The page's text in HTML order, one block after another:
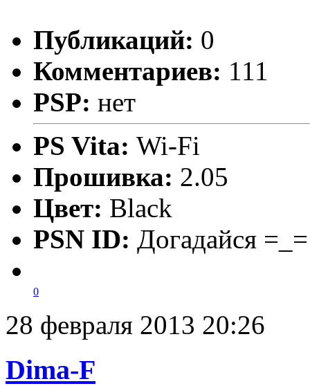
Публикаций: 0
Комментариев: 111
PSP: нет
PS Vita: Wi-Fi
Прошивка: 2.05
Цвет: Black
PSN ID: Догадайся =_=
0
28 февраля 2013 20:26
Dima-F